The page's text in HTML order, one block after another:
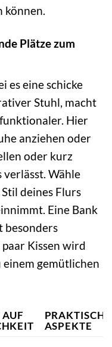
Plätze zum
es eine schicke
Stuhl, macht
Hier
anziehen oder
oder kurz
verlässt. Wähle
deines Flurs
Eine Bank
besonders
Kissen wird
einem gemütlichen
PRAKTISCHE
ASPEKTE